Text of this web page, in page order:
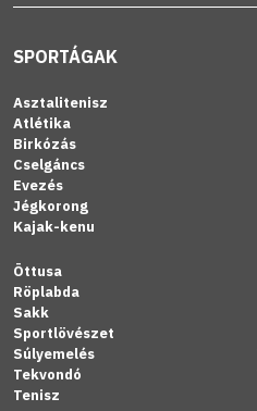
SPORTÁGAK
Asztalitenisz
Atlétika
Birkózás
Cselgáncs
Evezés
Jégkorong
Kajak-kenu
Öttusa
Röplabda
Sakk
Sportlövészet
Súlyemelés
Tekvondó
Tenisz